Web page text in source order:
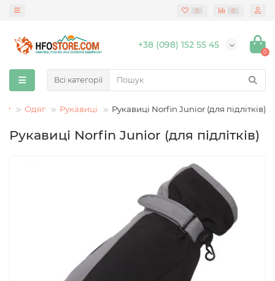
0 0
+38 (098) 152 55 45
0
Всі категорії
Одяг Рукавиці Рукавиці Norfin Junior (для підлітків)
Рукавиці Norfin Junior (для підлітків)